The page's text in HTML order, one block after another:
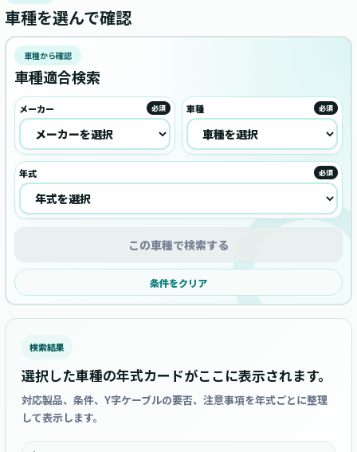
車種を選んで確認
車種から確認
車種適合検索
メーカー 必須 車種 必須
年式 必須
この車種で検索する
条件をクリア
検索結果
選択した車種の年式カードがここに表示されます。
対応製品、条件、Y字ケーブルの要否、注意事項を年式ごとに整理
して表示します。